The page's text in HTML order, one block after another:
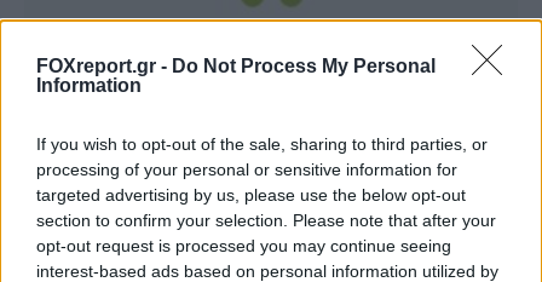
FOXreport.gr - Do Not Process My Personal
Information
If you wish to opt-out of the sale, sharing to third parties, or
processing of your personal or sensitive information for
targeted advertising by us, please use the below opt-out
section to confirm your selection. Please note that after your
opt-out request is processed you may continue seeing
interest-based ads based on personal information utilized by
μοιράζονται δεδομένα τοποθεσίας
χρηστών με διαφημιστές
ΤΕΧΝΟΛΟΓΊΑ 13:00, 06/08/2026